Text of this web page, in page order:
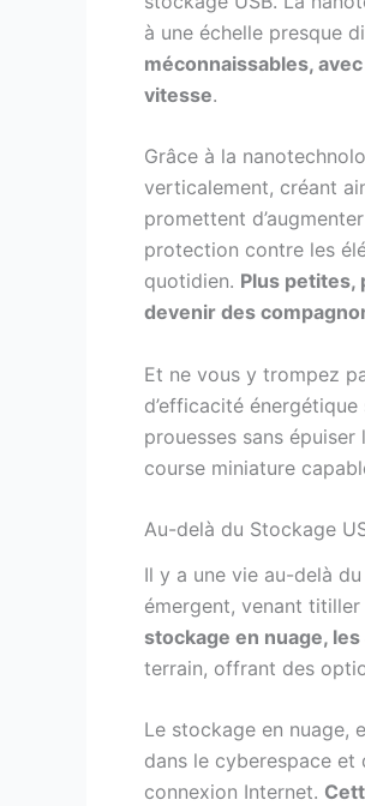
à une échelle presque
méconnaissables,
vitesse.
Grâce à la
verticalement, créant
promettent
protection contre les
quotidien. Plus petites,
devenir des
Et ne vous y trompez
d’efficacité
prouesses sans
course miniature
Au-delà du Stockage
Il y a une vie au-delà
émergent, venant
stockage en nuage,
terrain, offrant des
Le stockage en nuage,
dans le cyberespace et
connexion Internet.